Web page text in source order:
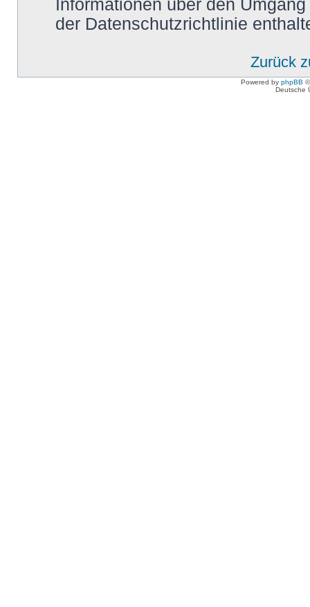
Informationen über den
der Datenschutzrichtlinie
Zurück
Powered by phpBB
Deutsche